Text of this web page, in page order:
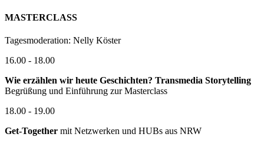
MASTERCLASS
Tagesmoderation: Nelly Köster
16.00 - 18.00
Wie erzählen wir heute Geschichten? Transmedia Storytelling
Begrüßung und Einführung zur Masterclass
18.00 - 19.00
Get-Together mit Netzwerken und HUBs aus NRW